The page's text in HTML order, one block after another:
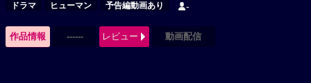
ドラマ ヒューマン 予告編動画あり -
作品情報 ------ レビュー 動画配信